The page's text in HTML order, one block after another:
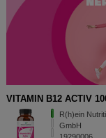
VITAMIN B12 ACTIV
R(h)ein
GmbH